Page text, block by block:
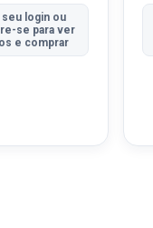
seu login ou
se para ver
e comprar